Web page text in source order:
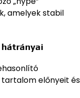
amelyek stabil
hátrányai
előnyeit és